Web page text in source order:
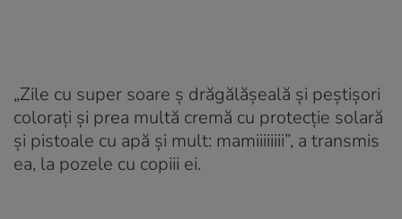
„Zile cu super soare ș drăgălășeală și peștișori
colorați și prea multă cremă cu protecție solară
și pistoale cu apă și mult: mamiiiiiiii”, a transmis
ea, la pozele cu copiii ei.